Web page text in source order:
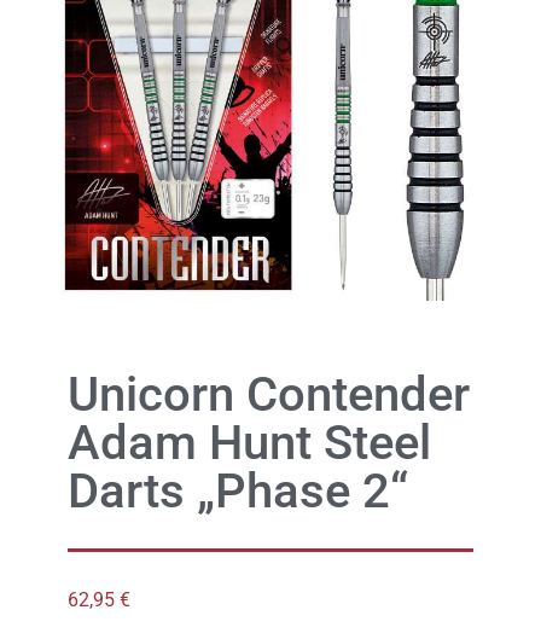
Unicorn Contender
Adam Hunt Steel
Darts „Phase 2“
62,95 €